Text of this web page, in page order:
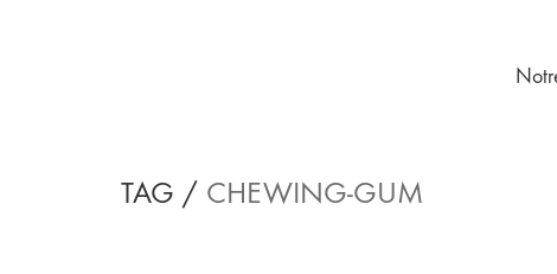
TAG / CHEWING-GUM